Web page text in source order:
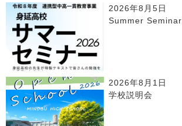
2026年8月5日
Summer Seminar
2026年8月1日
学校説明会